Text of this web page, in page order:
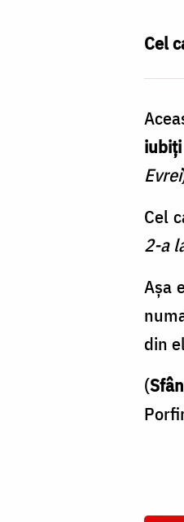
Cel
Evrei
Cel
2-a
Aşa
din
(